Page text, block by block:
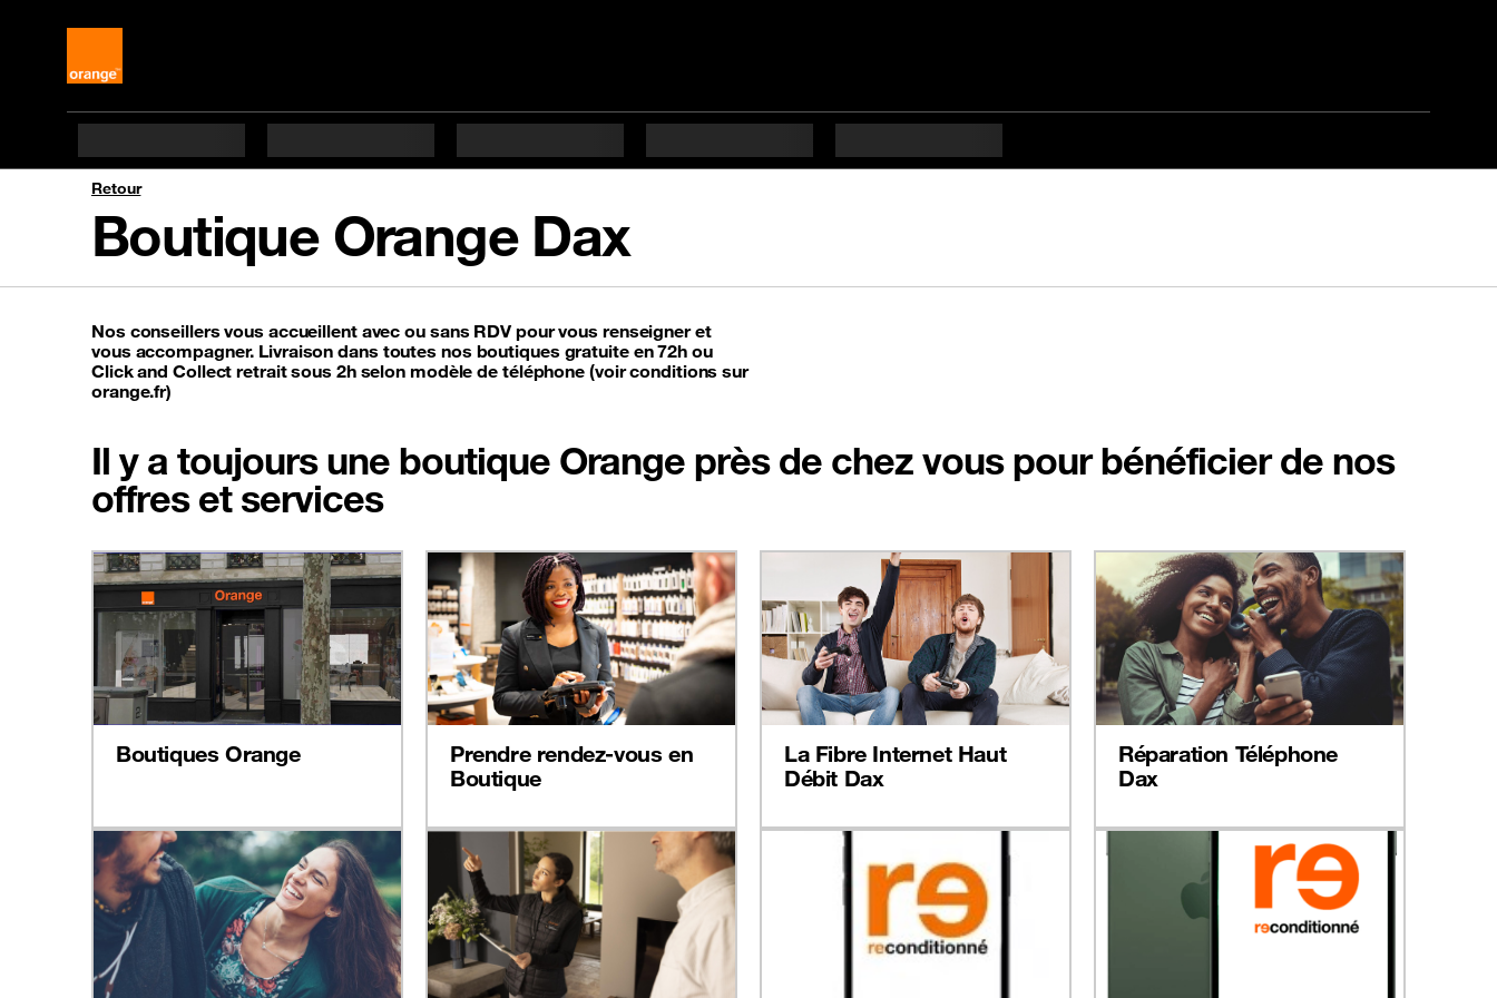
Retour
Boutique Orange Dax
Nos conseillers vous accueillent avec ou sans RDV pour vous renseigner et
vous accompagner. Livraison dans toutes nos boutiques gratuite en 72h ou
Click and Collect retrait sous 2h selon modèle de téléphone (voir conditions sur
orange.fr)
Il y a toujours une boutique Orange près de chez vous pour bénéficier de nos
offres et services
Boutiques Orange
Prendre rendez-vous en
Boutique
La Fibre Internet Haut
Débit Dax
Réparation Téléphone
Dax